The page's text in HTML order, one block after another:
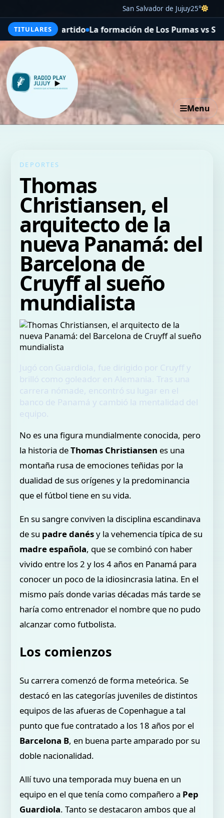
San Salvador de Jujuy25°
TITULARESde Los Pumas vs Sudáfrica: Contepomi
Menu
DEPORTES
Thomas
Christiansen, el
arquitecto de la
nueva Panamá: del
Barcelona de
Cruyff al sueño
mundialista
Jugó con Guardiola, fue dirigido por Cruyff y
brilló como goleador en Alemania. Tras una
carrera nómade, encontró su lugar en el
banco de Panamá y cambió la mentalidad del
equipo.
No es una figura mundialmente conocida, pero
la historia deThomas Christiansen es una
montaña rusa de emociones teñidas por la
dualidad de sus orígenes y la predominancia
que el fútbol tiene en su vida.
En su sangre conviven la disciplina escandinava
de su padre danésy la vehemencia típica de su
madre española, que se combinó con haber
vivido entre los 2 y los 4 años en Panamá para
conocer un poco de la idiosincrasia latina. En el
mismo país donde varias décadas más tarde se
haría como entrenador el nombre que no pudo
alcanzar como futbolista.
Los comienzos
Su carrera comenzó de forma meteórica. Se
destacó en las categorías juveniles de distintos
equipos de las afueras de Copenhague a tal
punto que fue contratado a los 18 años por el
Barcelona B, en buena parte amparado por su
doble nacionalidad.
Allí tuvo una temporada muy buena en un
equipo en el que tenía como compañero a Pep
Guardiola. Tanto se destacaron ambos que al